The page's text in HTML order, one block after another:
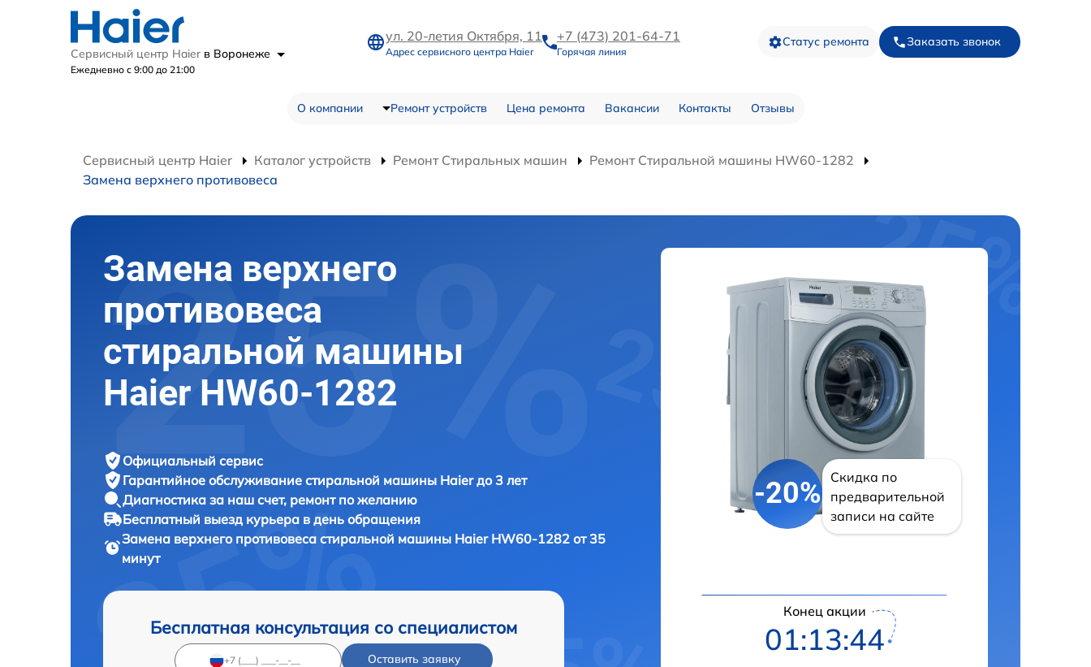
Сервисный центр Haier в Воронеже
Ежедневно с 9:00 до 21:00
ул. 20-летия Октября, 11
Адрес сервисного центра Haier
+7 (473) 201-64-71
Горячая линия
Статус ремонта Заказать звонок
О компании Ремонт устройств Цена ремонта Вакансии Контакты Отзывы
Сервисный центр Haier Каталог устройств Ремонт Стиральных машин
Ремонт Стиральной машины HW60-1282
Замена верхнего противовеса
Замена верхнего
противовеса
стиральной машины
Haier HW60-1282
Официальный сервис
Гарантийное обслуживание стиральной машины Haier до 3 лет
Диагностика за наш счет, ремонт по желанию
Бесплатный выезд курьера в день обращения
Замена верхнего противовеса стиральной машины Haier HW60-1282 от 35
минут
Бесплатная консультация со специалистом
Оставить заявку
-20%
Скидка по
предварительной
записи на сайте
Конец акции
01:13:43